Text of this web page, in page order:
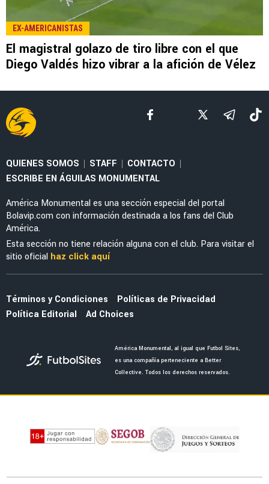
LEE TAMBIÉN
NOTICIAS
Noticias de América HOY, 9 de agosto
FEMENIL